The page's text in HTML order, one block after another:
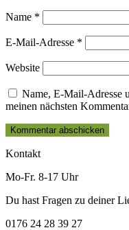
Name *
E-Mail-Adresse *
Website
Name, E-Mail-Adresse
meinen nächsten
Kontakt
Mo-Fr. 8-17 Uhr
Du hast Fragen zu deiner
0176 24 28 39 27